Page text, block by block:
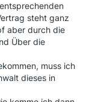
steht ganz
aber durch die
Über die
muss ich
dieses in